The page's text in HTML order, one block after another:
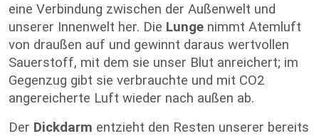
eine Verbindung zwischen der Außenwelt und
unserer Innenwelt her. Die Lunge nimmt Atemluft
von draußen auf und gewinnt daraus wertvollen
Sauerstoff, mit dem sie unser Blut anreichert; im
Gegenzug gibt sie verbrauchte und mit CO2
angereicherte Luft wieder nach außen ab.
Der Dickdarm entzieht den Resten unserer bereits